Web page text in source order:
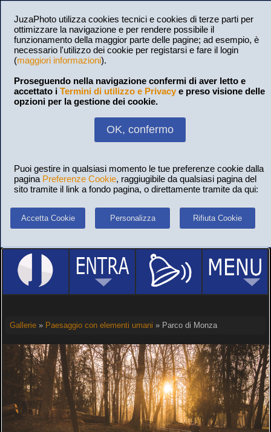
JuzaPhoto utilizza cookies tecnici e cookies di terze parti per
ottimizzare la navigazione e per rendere possibile il
funzionamento della maggior parte delle pagine; ad esempio, è
necessario l'utilizzo dei cookie per registarsi e fare il login
(maggiori informazioni).
Proseguendo nella navigazione confermi di aver letto e
accettato i Termini di utilizzo e Privacy e preso visione delle
opzioni per la gestione dei cookie.
OK, confermo
Puoi gestire in qualsiasi momento le tue preferenze cookie dalla
pagina Preferenze Cookie, raggiugibile da qualsiasi pagina del
sito tramite il link a fondo pagina, o direttamente tramite da qui:
Accetta Cookie Personalizza Rifiuta Cookie
Gallerie» Paesaggio con elementi umani » Parco di Monza